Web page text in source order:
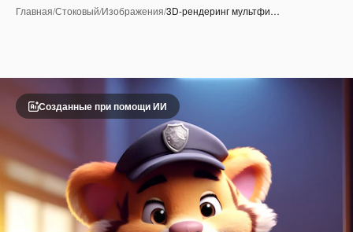
Главная/Стоковый/Изображения/3D-рендеринг мультфи…
Созданные при помощи ИИ